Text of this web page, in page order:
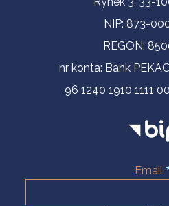
NIP: 873-
REGON:
nr konta: Bank
96 1240 1910 1111
Email